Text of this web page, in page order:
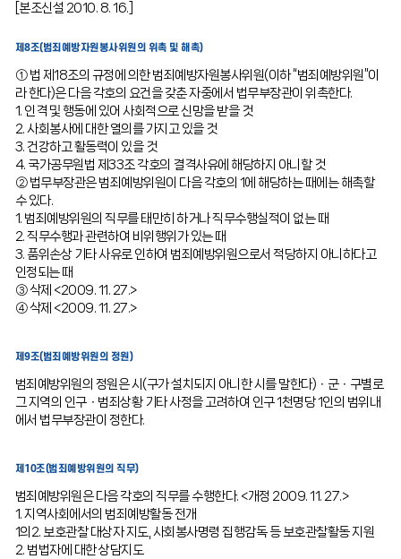
[본조신설 2010. 8. 16.]
제8조(범죄예방자원봉사위원의 위촉 및 해촉)
① 법 제18조의 규정에 의한 범죄예방자원봉사위원(이하 “범죄예방위원”이
라 한다)은 다음 각호의 요건을 갖춘 자중에서 법무부장관이 위촉한다.
1. 인격 및 행동에 있어 사회적으로 신망을 받을 것
2. 사회봉사에 대한 열의를 가지고 있을 것
3. 건강하고 활동력이 있을 것
4. 국가공무원법 제33조 각호의 결격사유에 해당하지 아니할 것
② 법무부장관은 범죄예방위원이 다음 각호의 1에 해당하는 때에는 해촉할
수 있다.
1. 범죄예방위원의 직무를 태만히 하거나 직무수행실적이 없는 때
2. 직무수행과 관련하여 비위행위가 있는 때
3. 품위손상 기타 사유로 인하여 범죄예방위원으로서 적당하지 아니하다고
인정되는 때
③ 삭제 <2009. 11. 27.>
④ 삭제 <2009. 11. 27.>
제9조(범죄예방위원의 정원)
범죄예방위원의 정원은 시(구가 설치되지 아니한 시를 말한다)ㆍ군ㆍ구별로
그 지역의 인구ㆍ범죄상황 기타 사정을 고려하여 인구 1천명당 1인의 범위내
에서 법무부장관이 정한다.
제10조(범죄예방위원의 직무)
범죄예방위원은 다음 각호의 직무를 수행한다. <개정 2009. 11. 27.>
1. 지역사회에서의 범죄예방활동 전개
1의2. 보호관찰 대상자 지도, 사회봉사명령 집행감독 등 보호관찰활동 지원
2. 범법자에 대한 상담지도